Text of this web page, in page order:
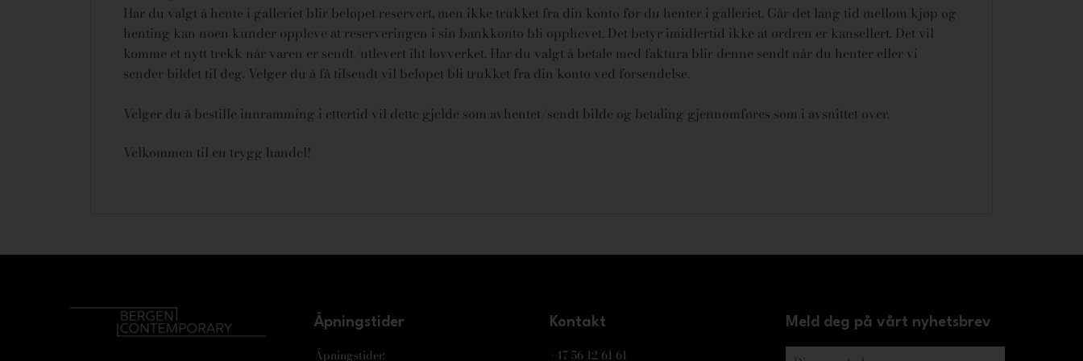
Har du valgt å hente i galleriet blir beløpet reservert, men ikke trukket fra din konto før du henter i galleriet. Går det lang tid mellom kjøp og
henting kan noen kunder oppleve at reserveringen i sin bankkonto bli opphevet. Det betyr imidlertid ikke at ordren er kansellert. Det vil
komme et nytt trekk når varen er sendt/utlevert iht lovverket. Har du valgt å betale med faktura blir denne sendt når du henter eller vi
sender bildet til deg. Velger du å få tilsendt vil beløpet bli trukket fra din konto ved forsendelse.
Velger du å bestille innramming i ettertid vil dette gjelde som avhentet/sendt bilde og betaling gjennomføres som i avsnittet over.
Velkommen til en trygg handel!
Åpningstider
Åpningstider:
Kontakt
+47 56 12 61 61
Meld deg på vårt nyhetsbrev